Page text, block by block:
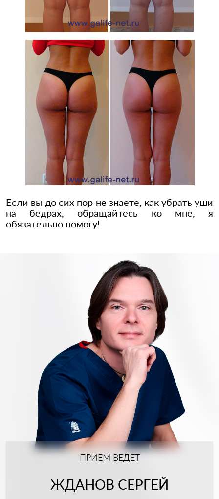
Если вы до сих пор не знаете, как убрать уши
на бедрах, обращайтесь ко мне, я
обязательно помогу!
ПРИЕМ ВЕДЕТ
ЖДАНОВ СЕРГЕЙ